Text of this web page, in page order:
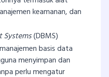
keamanan, dan
Systems(DBMS)
basis data
menyimpan dan
perlu mengatur